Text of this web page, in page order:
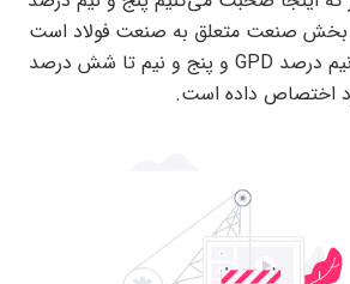
GPD کشور و 17 GPD بخش صنعت متعلق به صنعت فولاد است
که از این مقدار یک و نیم درصد GPD و پنج و نیم تا شش درصد
اختصاص داده است.